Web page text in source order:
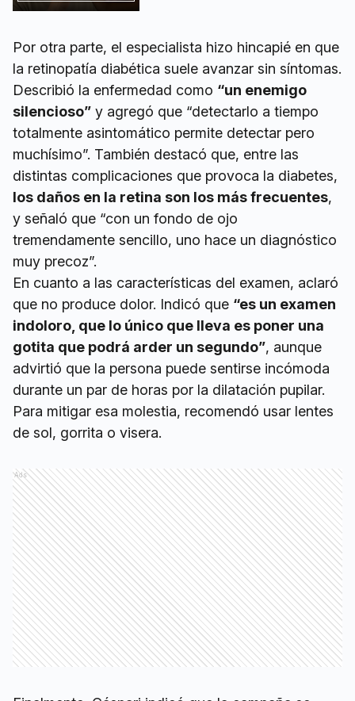
Por otra parte, el especialista hizo hincapié en que
la retinopatía diabética suele avanzar sin síntomas.
Describió la enfermedad como “un enemigo
silencioso” y agregó que “detectarlo a tiempo
totalmente asintomático permite detectar pero
muchísimo”. También destacó que, entre las
distintas complicaciones que provoca la diabetes,
los daños en la retina son los más frecuentes,
y señaló que “con un fondo de ojo
tremendamente sencillo, uno hace un diagnóstico
muy precoz”.
En cuanto a las características del examen, aclaró
que no produce dolor. Indicó que “es un examen
indoloro, que lo único que lleva es poner una
gotita que podrá arder un segundo”, aunque
advirtió que la persona puede sentirse incómoda
durante un par de horas por la dilatación pupilar.
Para mitigar esa molestia, recomendó usar lentes
de sol, gorrita o visera.
Ads